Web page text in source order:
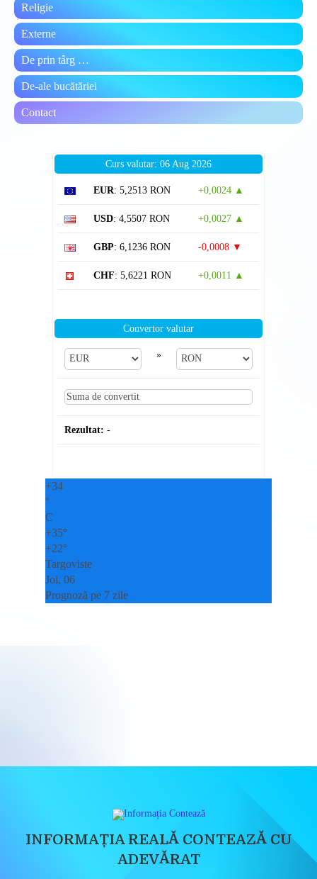
Religie
Externe
De prin târg …
De-ale bucătăriei
Contact
Curs valutar: 06 Aug 2026
EUR: 5,2513 RON +0,0024 ▲
USD: 4,5507 RON +0,0027 ▲
GBP: 6,1236 RON -0,0008 ▼
CHF: 5,6221 RON +0,0011 ▲
Convertor valutar
»
Rezultat: -
+34
°
C
+35°
+22°
Targoviste
Joi, 06
Prognoză pe 7 zile
INFORMAȚIA REALĂ CONTEAZĂ CU
ADEVĂRAT